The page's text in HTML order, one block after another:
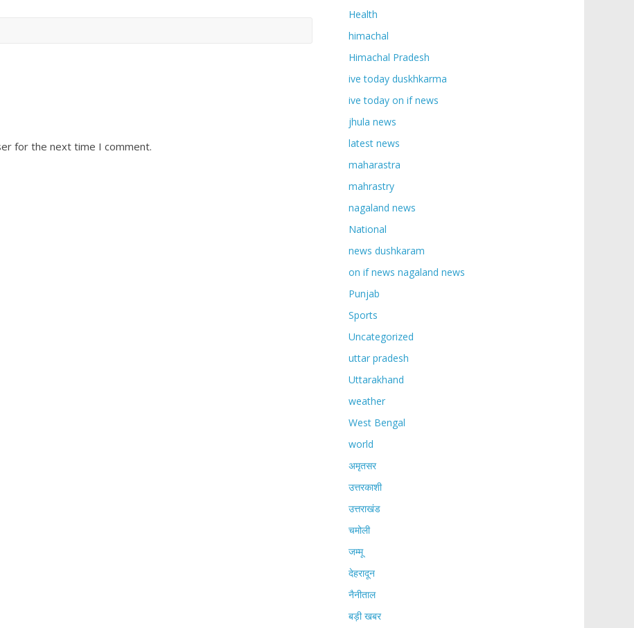
for the next time I comment.
Health
himachal
Himachal Pradesh
ive today duskhkarma
ive today on if news
jhula news
latest news
maharastra
mahrastry
nagaland news
National
news dushkaram
on if news nagaland news
Punjab
Sports
Uncategorized
uttar pradesh
Uttarakhand
weather
West Bengal
world
अमृतसर
उत्तरकाशी
उत्तराखंड
चमोली
जम्मू
देहरादून
नैनीताल
बड़ी खबर